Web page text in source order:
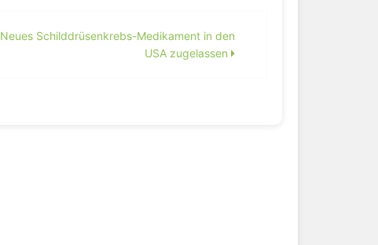
Neues Schilddrüsenkrebs-Medikament in den
USA zugelassen